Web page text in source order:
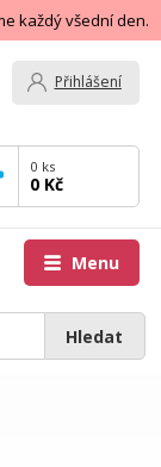
každý všední den.
Menu
Hledat
Přihlášení
0 ks
0 Kč